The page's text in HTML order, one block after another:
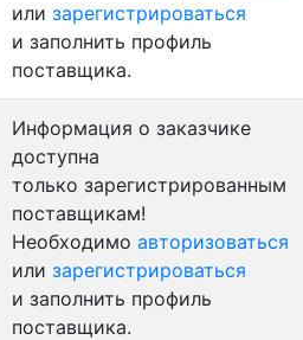
или зарегистрироваться
и заполнить профиль
поставщика.
Информация о заказчике
доступна
только зарегистрированным
поставщикам!
Необходимо авторизоваться
или зарегистрироваться
и заполнить профиль
поставщика.